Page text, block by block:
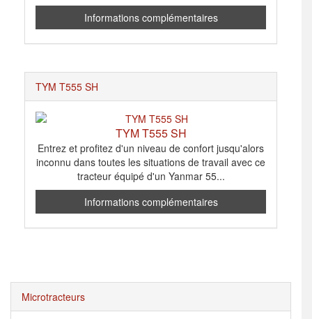
Informations complémentaires
TYM T555 SH
TYM T555 SH
Entrez et profitez d'un niveau de confort jusqu'alors
inconnu dans toutes les situations de travail avec ce
tracteur équipé d'un Yanmar 55...
Informations complémentaires
Microtracteurs